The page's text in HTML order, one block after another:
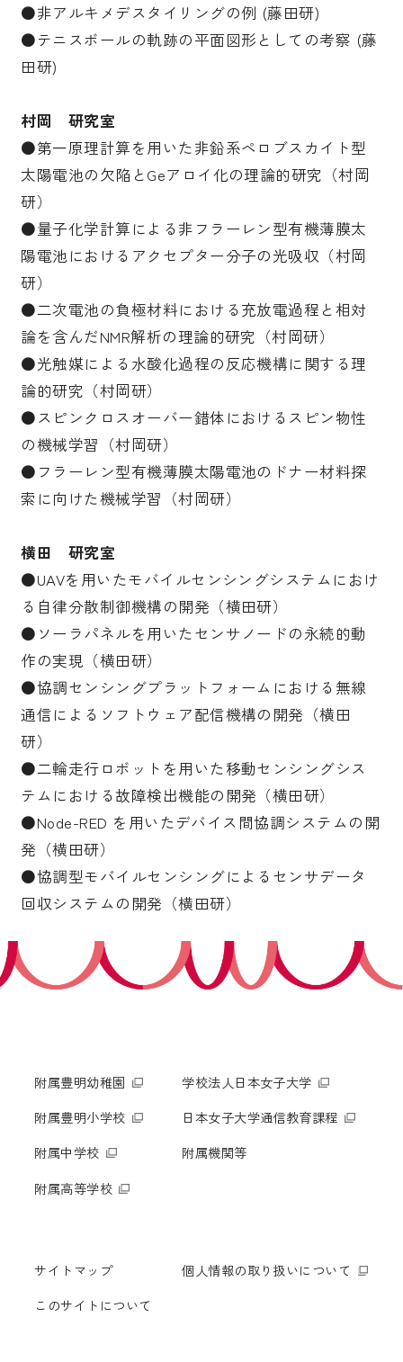
●非アルキメデスタイリングの例 (藤田研)
●テニスボールの軌跡の平面図形としての考察 (藤
田研)
村岡 研究室
●第一原理計算を用いた非鉛系ペロブスカイト型
太陽電池の欠陥とGeアロイ化の理論的研究（村岡
研）
●量子化学計算による非フラーレン型有機薄膜太
陽電池におけるアクセプター分子の光吸収（村岡
研）
●二次電池の負極材料における充放電過程と相対
論を含んだNMR解析の理論的研究（村岡研）
●光触媒による水酸化過程の反応機構に関する理
論的研究（村岡研）
●スピンクロスオーバー錯体におけるスピン物性
の機械学習（村岡研）
●フラーレン型有機薄膜太陽電池のドナー材料探
索に向けた機械学習（村岡研）
横田 研究室
●UAVを用いたモバイルセンシングシステムにおけ
る自律分散制御機構の開発（横田研）
●ソーラパネルを用いたセンサノードの永続的動
作の実現（横田研）
●協調センシングプラットフォームにおける無線
通信によるソフトウェア配信機構の開発（横田
研）
●二輪走行ロボットを用いた移動センシングシス
テムにおける故障検出機能の開発（横田研）
●Node-RED を用いたデバイス間協調システムの開
発（横田研）
●協調型モバイルセンシングによるセンサデータ
回収システムの開発（横田研）
附属豊明幼稚園
附属豊明小学校
附属中学校
附属高等学校
学校法人日本女子大学
日本女子大学通信教育課程
附属機関等
サイトマップ
このサイトについて
個人情報の取り扱いについて